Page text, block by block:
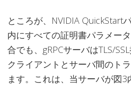
ところが、NVIDIA QuickStart
内にすべての証明書パラメー
合でも、gRPCサーバはTLS/
クライアントとサーバ間のト
ます。これは、当サーバが図